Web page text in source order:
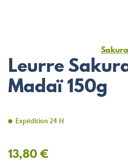
Sakura
Leurre
Madaï 150g
Expédition 24 H
13,80 €